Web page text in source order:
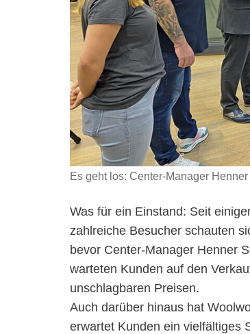
Es geht los: Center-Manager
Was für ein Einstand: Seit
zahlreiche Besucher schauten
bevor Center-Manager Henner
warteten Kunden auf den
unschlagbaren Preisen.
Auch darüber hinaus hat
erwartet Kunden ein vielfältiges